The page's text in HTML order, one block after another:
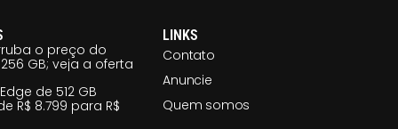
o preço do
GB; veja a oferta
de 512 GB
R$ 8.799 para R$
LINKS
Contato
Anuncie
Quem somos